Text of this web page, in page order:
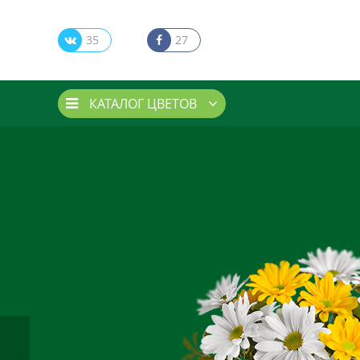
35 27
КАТАЛОГ ЦВЕТОВ